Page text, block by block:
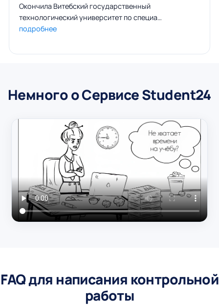
Окончила Витебский государственный
технологический университет по специа…
подробнее
Немного о Сервисе Student24
FAQ для написания контрольной
работы